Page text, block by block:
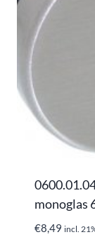
monoglas
€8,49 incl.